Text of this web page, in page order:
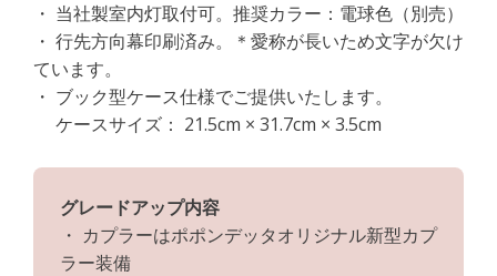
・ 当社製室内灯取付可。推奨カラー：電球色（別売）
・ 行先方向幕印刷済み。＊愛称が長いため文字が欠け
ています。
・ ブック型ケース仕様でご提供いたします。
ケースサイズ： 21.5cm × 31.7cm × 3.5cm
グレードアップ内容
・ カプラーはポポンデッタオリジナル新型カプ
ラー装備